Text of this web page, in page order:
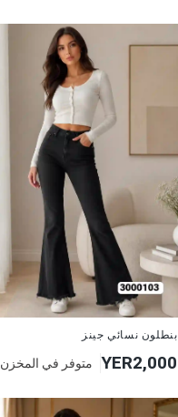
بنطلون نسائي جينز
YER2,000 متوفر في المخزن